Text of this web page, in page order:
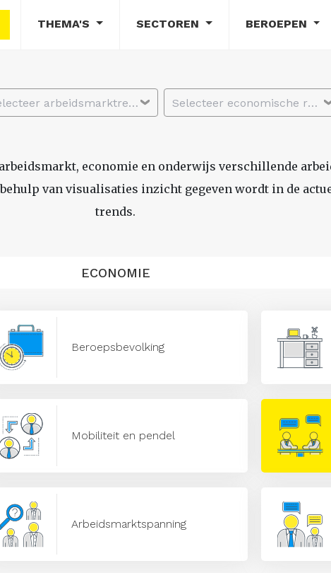
THEMA'S SECTOREN BEROEPEN
Selecteer arbeidsmarktregio Selecteer economische regio
economie en onderwijs verschillende
van visualisaties inzicht gegeven wordt in de
trends.
ECONOMIE
Beroepsbevolking
Mobiliteit en pendel
Arbeidsmarktspanning